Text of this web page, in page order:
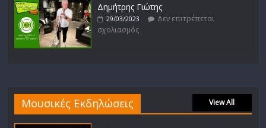
Δημήτρης Γιώτης
29/03/2023
Δεν επιτρέπεται
σχολιασμός
Μουσικές Εκδηλώσεις View All